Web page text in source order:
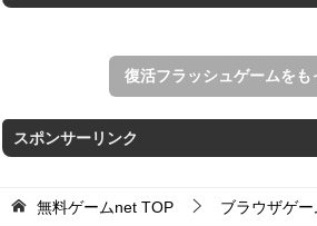
復活フラッシュゲームをも
スポンサーリンク
無料ゲームnet TOP ブラウザゲー